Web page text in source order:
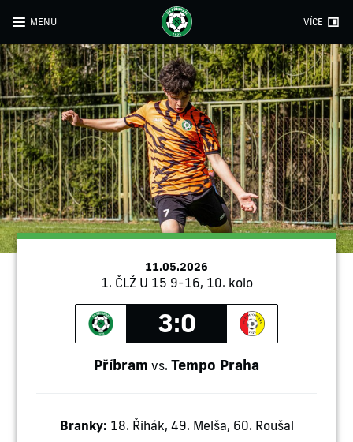
MENU VÍCE
11.05.2026
1. ČLŽ U 15 9-16, 10. kolo
3:0
Příbram vs. Tempo Praha
Branky: 18. Řihák, 49. Melša, 60. Roušal